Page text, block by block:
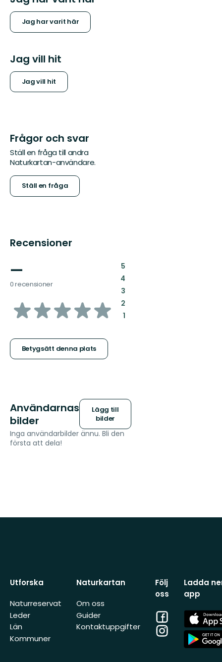
Jag har varit här
Jag vill hit
Jag vill hit
Frågor och svar
Ställ en fråga till andra
Naturkartan-användare.
Ställ en fråga
Recensioner
—
0 recensioner
av
stjärnor
Betygsätt denna plats
5:
4:
3:
2:
1:
Användarnas
bilder
Lägg till
bilder
Inga användarbilder ännu. Bli den
första att dela!
Utforska
Naturreservat
Leder
Län
Kommuner
Naturkartan
Om oss
Guider
Kontaktuppgifter
Följ
oss
Facebook
Instagram
Ladda
app
App
Store
App
Store